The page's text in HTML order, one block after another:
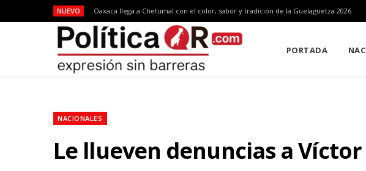
NUEVO Oaxaca llega a Chetumal con el color, sabor y tradición de la Guelaguetza 2026
PORTADA
NACIONALES
Le llueven denuncias a